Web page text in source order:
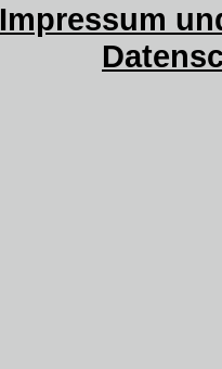
Impressum